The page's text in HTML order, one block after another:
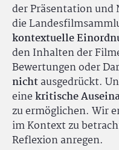
der Präsentation und
die
kontextuelle
den Inhalten der
Bewertungen oder
nichtausgedrückt.
einekritische
zu ermöglichen. Wir
im Kontext zu
Reflexion anregen.